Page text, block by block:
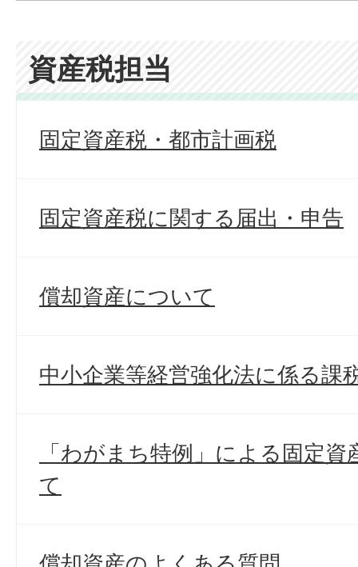
資産税担当
固定資産税・都市計画税
固定資産税に関する届出・申告
償却資産について
中小企業等経営強化法に係る課
「わがまち特例」による固定
て